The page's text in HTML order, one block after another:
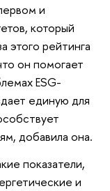
и
который
этого рейтинга
он помогает
ESG-
единую для
добавила она.
показатели,
и